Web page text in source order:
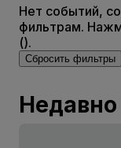
Нет событий,
фильтрам.
().
Сбросить фильтры